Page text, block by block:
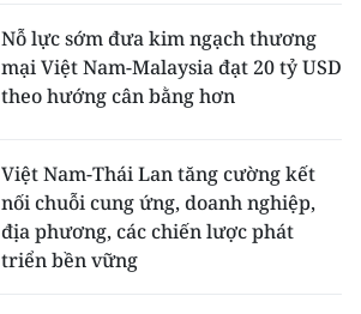
Nỗ lực sớm đưa kim ngạch thương
mại Việt Nam-Malaysia đạt 20 tỷ USD
theo hướng cân bằng hơn
Việt Nam-Thái Lan tăng cường kết
nối chuỗi cung ứng, doanh nghiệp,
địa phương, các chiến lược phát
triển bền vững